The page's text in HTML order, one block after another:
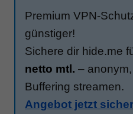
Premium VPN-
günstiger!
Sichere dir hide.me
netto mtl. –
Buffering streamen.
Angebot jetzt